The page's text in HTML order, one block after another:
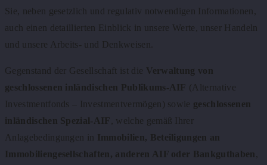
Sie, neben gesetzlich und regulativ notwendigen Informationen,
auch einen detaillierten Einblick in unsere Werte, unser Handeln
und unsere Arbeits- und Denkweisen.
Gegenstand der Gesellschaft ist die Verwaltung von
geschlossenen inländischen Publikums-AIF (Alternative
Investmentfonds – Investmentvermögen) sowie geschlossenen
inländischen Spezial-AIF, welche gemäß Ihrer
Anlagebedingungen in Immobilien, Beteiligungen an
Immobiliengesellschaften, anderen AIF oder Bankguthaben,